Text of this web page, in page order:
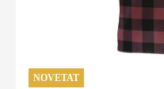
NOVETAT